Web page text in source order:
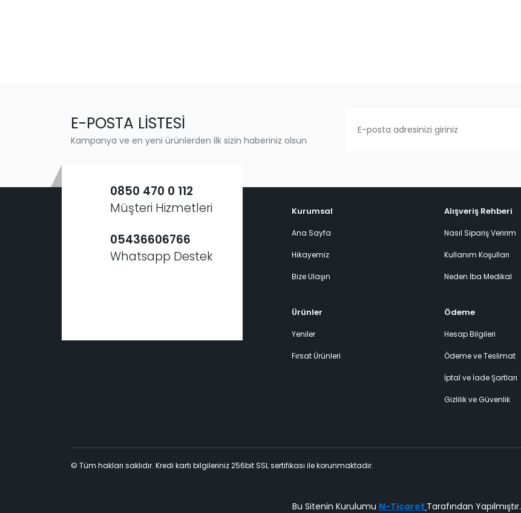
E-POSTA LİSTESİ
Kampanya ve en yeni ürünlerden ilk sizin haberiniz olsun
0850 470 0 112
Müşteri Hizmetleri
05436606766
Whatsapp Destek
Kurumsal
Ana Sayfa
Hikayemiz
Bize Ulaşın
Alışveriş Rehberi
Nasıl Sipariş Veririm
Kullanım Koşulları
Neden İba Medikal
Ürünler
Yeniler
Fırsat Ürünleri
Ödeme
Hesap Bilgileri
Ödeme ve Teslimat
İptal ve İade Şartları
Gizlilik ve Güvenlik
© Tüm hakları saklıdır. Kredi kartı bilgileriniz 256bit SSL sertifikası ile korunmaktadır.
Bu Sitenin Kurulumu N-Ticaret Tarafından Yapılmıştır.